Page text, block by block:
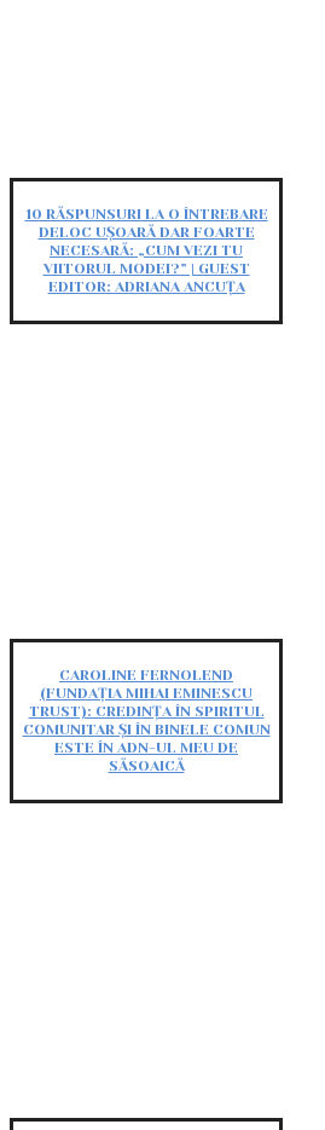
10 RĂSPUNSURI LA O ÎNTREBARE
DELOC UȘOARĂ DAR FOARTE
NECESARĂ: „CUM VEZI TU
VIITORUL MODEI?” | GUEST
EDITOR: ADRIANA ANCUȚA
CAROLINE FERNOLEND
(FUNDAȚIA MIHAI EMINESCU
TRUST): CREDINȚA ÎN SPIRITUL
COMUNITAR ȘI ÎN BINELE COMUN
ESTE ÎN ADN-UL MEU DE
SĂSOAICĂ